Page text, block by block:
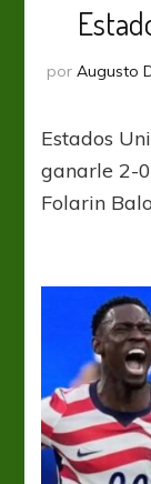
por Augusto
Estados
ganarle 2-
Folarin